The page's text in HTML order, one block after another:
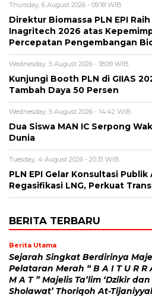
Thursday, 6 August 2026 - 09:18 WIB
Direktur Biomassa PLN EPI
Inagritech 2026 atas
Percepatan Pengembangan
Wednesday, 5 August 2026 - 18:09 WIB
Kunjungi Booth PLN di GIIAS
Tambah Daya 50 Persen
Wednesday, 5 August 2026 - 14:42 WIB
Dua Siswa MAN IC Serpong
Dunia
Tuesday, 4 August 2026 - 20:31 WIB
PLN EPI Gelar Konsultasi Publik
Regasifikasi LNG, Perkuat
BERITA TERBARU
Berita Utama
Sejarah Singkat Berdirinya
Pelataran Merah “ B A I T U R R
M A T ” Majelis Ta’lim ‘Dzikir dan
Sholawat’ Thoriqoh At-